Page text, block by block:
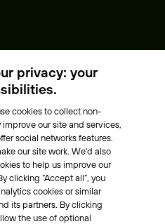
privacy: your
cookies to collect non-
our site and services,
social networks features.
our site work. We'd also
to help us improve our
clicking “Accept all”, you
cookies or similar
its partners. By clicking
the use of optional